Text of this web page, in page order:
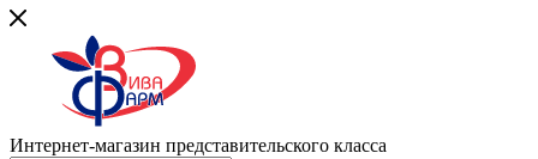
Интернет-магазин представительского класса